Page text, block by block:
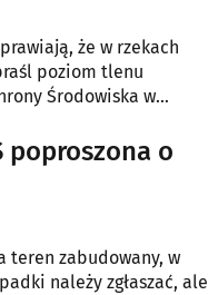
że w rzekach
poziom tlenu
Środowiska w
poproszona o
teren zabudowany, w
należy zgłaszać, ale